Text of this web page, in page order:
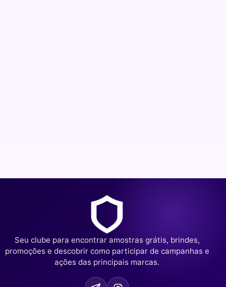
Seu clube para encontrar amostras grátis, brindes,
promoções e descobrir como participar de campanhas e
ações das principais marcas.